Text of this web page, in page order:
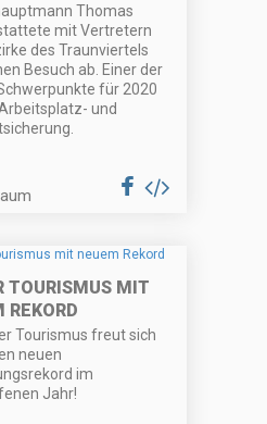
Thomas
mit Vertretern
des Traunviertels
Besuch ab. Einer der
für 2020
und
TOURISMUS MIT
REKORD
Tourismus freut sich
neuen
im
Jahr!